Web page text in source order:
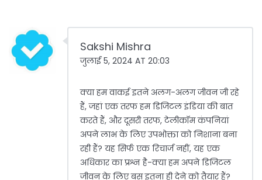
Sakshi Mishra
जुलाई 5, 2024 AT 20:03
क्या हम वाकई इतने अलग-अलग जीवन जी रहे
हैं, जहां एक तरफ हम डिजिटल इंडिया की बात
करते हैं, और दूसरी तरफ, टेलीकॉम कंपनियां
अपने लाभ के लिए उपभोक्ता को निशाना बना
रही हैं? यह सिर्फ एक रिचार्ज नहीं, यह एक
अधिकार का प्रश्न है-क्या हम अपने डिजिटल
जीवन के लिए बस इतना ही देने को तैयार हैं?